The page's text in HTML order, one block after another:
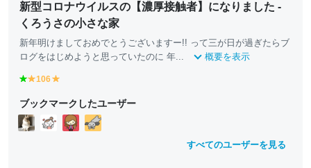
新型コロナウイルスの【濃厚接触者】になりました -
くろうさの小さな家
新年明けましておめでとうございますー!! って三が日が過ぎたらブ
ログをはじめようと思っていたのに 年...
概要を表示
g
e
e
n
y
ll
o
w
106
ll
o
w
ブックマークしたユーザー
すべてのユーザーを見る